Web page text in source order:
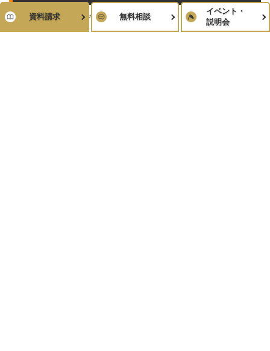
資料請求 無料相談
イベント・
説明会
ヒューマンアカデミーとは